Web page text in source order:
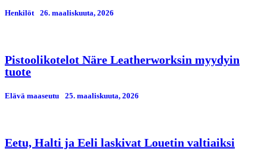
Henkilöt 26. maaliskuuta, 2026
Pistoolikotelot Näre Leatherworksin myydyin
tuote
Elävä maaseutu 25. maaliskuuta, 2026
Eetu, Halti ja Eeli laskivat Louetin valtiaiksi